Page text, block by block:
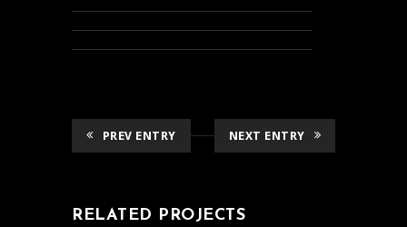
PREV ENTRY NEXT ENTRY
RELATED PROJECTS